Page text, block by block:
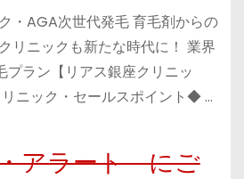
・AGA次世代発毛 育毛剤からの
リニックも新たな時代に！ 業界
ラン【リアス銀座クリニッ
ニック・セールスポイント◆ …
アラート にご